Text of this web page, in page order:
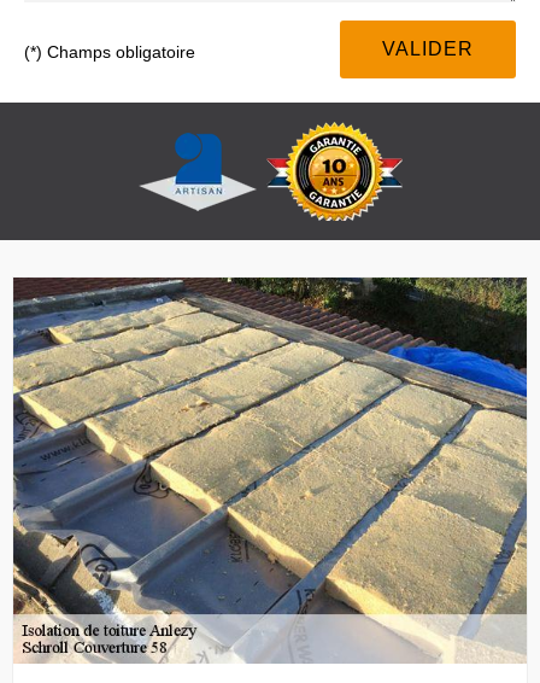
(*) Champs obligatoire